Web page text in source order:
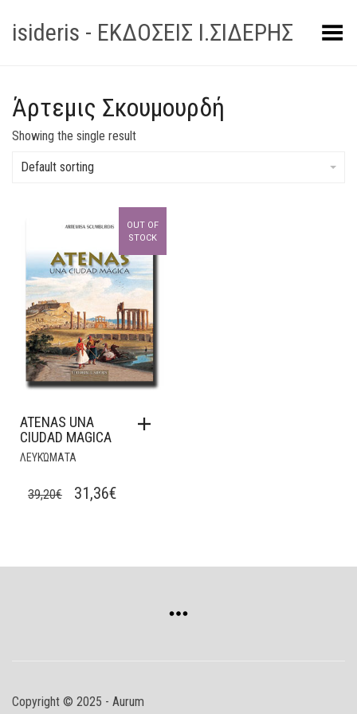
isideris - ΕΚΔΟΣΕΙΣ Ι.ΣΙΔΕΡΗΣToggle Menu
Άρτεμις Σκουμουρδή
Showing the single result
Default sorting
OUT OF
STOCK
ATENAS UNA
CIUDAD MAGICA
ΛΕΥΚΏΜΑΤΑ
39,20€
ORIGINAL
31,36€CURRENT
Copyright © 2025 - Aurum